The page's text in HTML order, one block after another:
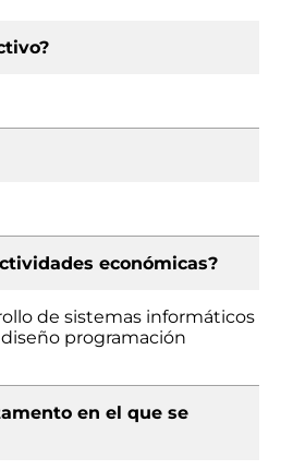
económicas?
de sistemas informáticos
programación
en el que se